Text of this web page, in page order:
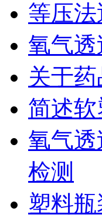
等压
氧气
关于
简述
氧气
检测
塑料